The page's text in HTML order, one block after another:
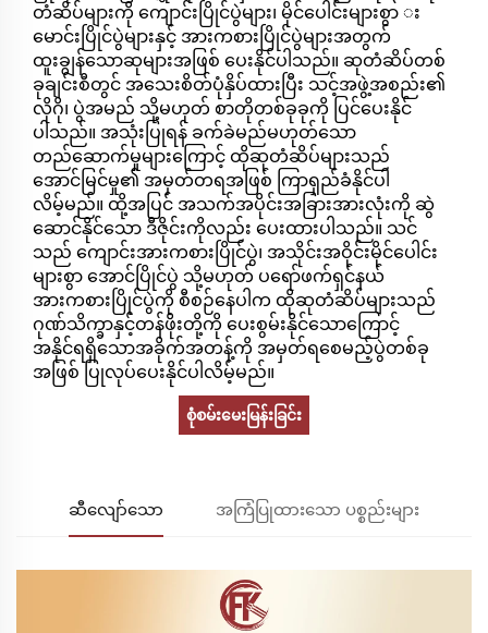
တံဆိပ်များကို ကျောင်းပြိုင်ပွဲများ၊ မိုင်ပေါင်းများစွာ း
မောင်းပြိုင်ပွဲများနှင့် အားကစားပြိုင်ပွဲများအတွက်
ထူးချွန်သောဆုများအဖြစ် ပေးနိုင်ပါသည်။ ဆုတံဆိပ်တစ်
ခုချင်းစီတွင် အသေးစိတ်ပုံနှိပ်ထားပြီး သင့်အဖွဲ့အစည်း၏
လိုဂို၊ ပွဲအမည် သို့မဟုတ် စာတိုတစ်ခုခုကို ပြင်ပေးနိုင်
ပါသည်။ အသုံးပြုရန် ခက်ခဲမည်မဟုတ်သော
တည်ဆောက်မှုများကြောင့် ထိုဆုတံဆိပ်များသည်
အောင်မြင်မှု၏ အမှတ်တရအဖြစ် ကြာရှည်ခံနိုင်ပါ
လိမ့်မည်။ ထို့အပြင် အသက်အပိုင်းအခြားအားလုံးကို ဆွဲ
ဆောင်နိုင်သော ဒီဇိုင်းကိုလည်း ပေးထားပါသည်။ သင်
သည် ကျောင်းအားကစားပြိုင်ပွဲ၊ အသိုင်းအဝိုင်းမိုင်ပေါင်း
များစွာ အောင်ပြိုင်ပွဲ သို့မဟုတ် ပရော်ဖက်ရှင်နယ်
အားကစားပြိုင်ပွဲကို စီစဉ်နေပါက ထိုဆုတံဆိပ်များသည်
ဂုဏ်သိက္ခာနှင့်တန်ဖိုးတို့ကို ပေးစွမ်းနိုင်သောကြောင့်
အနိုင်ရရှိသောအခိုက်အတန့်ကို အမှတ်ရစေမည့်ပွဲတစ်ခု
အဖြစ် ပြုလုပ်ပေးနိုင်ပါလိမ့်မည်။
စုံစမ်းမေးမြန်းခြင်း
ဆီလျော်သော အကြံပြုထားသော ပစ္စည်းများ